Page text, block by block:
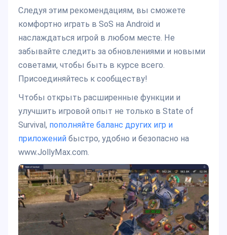
Следуя этим рекомендациям, вы сможете
комфортно играть в SoS на Android и
наслаждаться игрой в любом месте. Не
забывайте следить за обновлениями и новыми
советами, чтобы быть в курсе всего.
Присоединяйтесь к сообществу!
Чтобы открыть расширенные функции и
улучшить игровой опыт не только в State of
Survival, пополняйте баланс других игр и
приложений быстро, удобно и безопасно на
www.JollyMax.com.